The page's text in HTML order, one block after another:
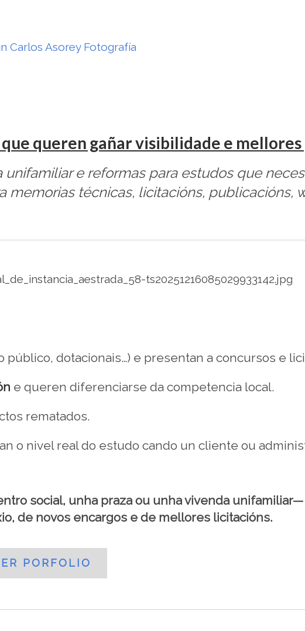
queren gañar visibilidade e
e reformas para estudos que
técnicas, licitacións, publicacións,
público, dotacionais…) e presentan a concursos e
e queren diferenciarse da competencia local.
rematados.
o nivel real do estudo cando un cliente ou
social, unha praza ou unha vivenda
de novos encargos e de mellores licitacións.
PORFOLIO